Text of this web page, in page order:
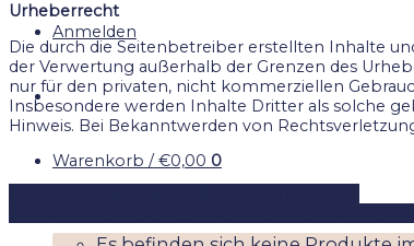
Anmelden
Warenkorb /€0,00 0
Urheberrecht
Die durch die Seitenbetreiber erstellten Inhalte
der Verwertung außerhalb der Grenzen des
nur für den privaten, nicht kommerziellen
Insbesondere werden Inhalte Dritter als solche
Hinweis. Bei Bekanntwerden von